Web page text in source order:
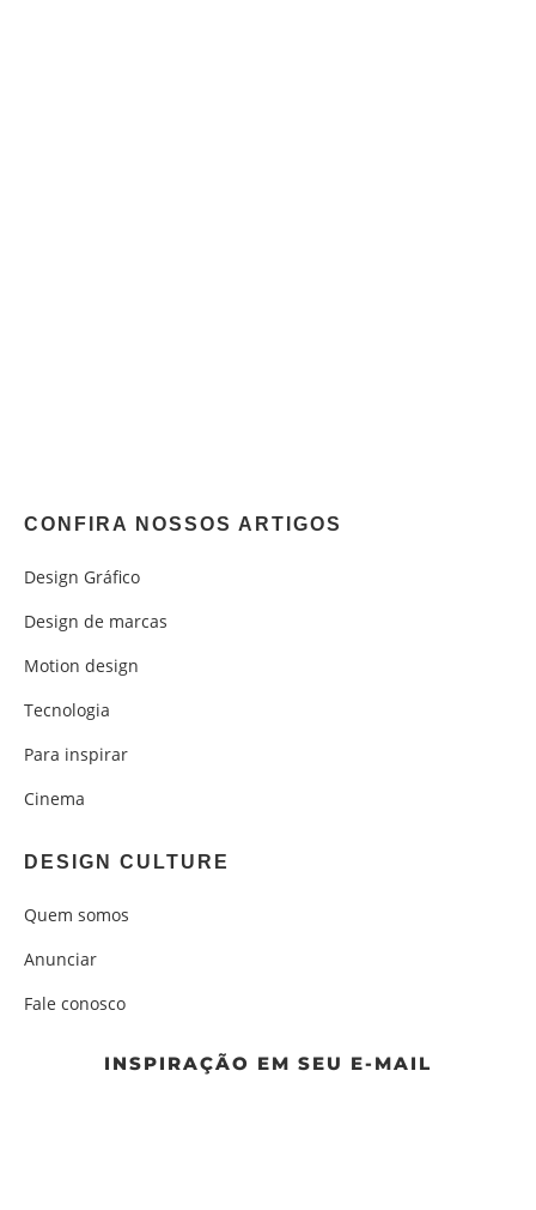
CONFIRA NOSSOS ARTIGOS
Design Gráfico
Design de marcas
Motion design
Tecnologia
Para inspirar
Cinema
DESIGN CULTURE
Quem somos
Anunciar
Fale conosco
INSPIRAÇÃO EM SEU E-MAIL